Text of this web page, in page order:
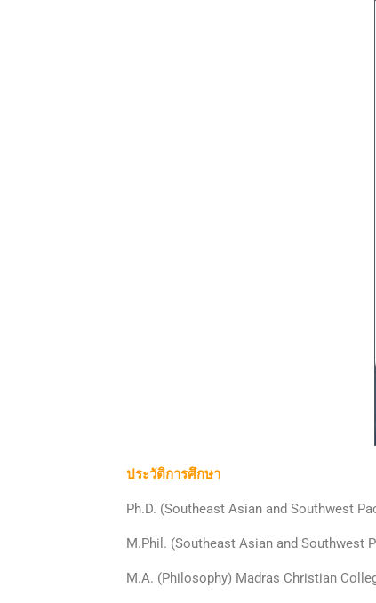
ประวัติการศึกษา
Ph.D. (Southeast Asian and Southwest
M.Phil. (Southeast Asian and Southwest
M.A. (Philosophy) Madras Christian